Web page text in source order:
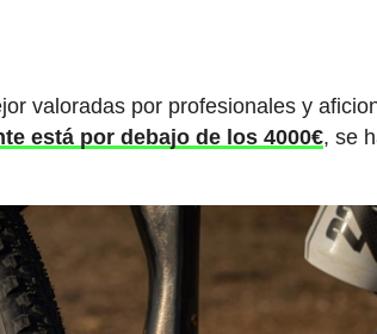
valoradas por profesionales y
está por debajo de los 4000€, se